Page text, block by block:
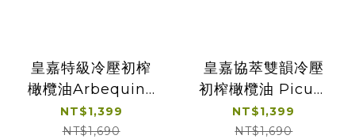
皇嘉特級冷壓初榨
橄欖油Arbequina
500ml
NT$1,399
NT$1,690
皇嘉協萃雙韻冷壓
初榨橄欖油 Picual
& Arbequina
500ml
NT$1,399
NT$1,690